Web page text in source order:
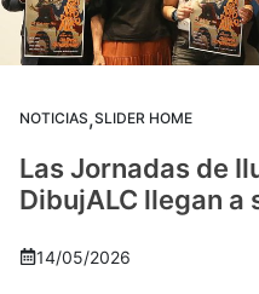
NOTICIAS,SLIDER HOME
Las Jornadas de
DibujALC llegan a
14/05/2026